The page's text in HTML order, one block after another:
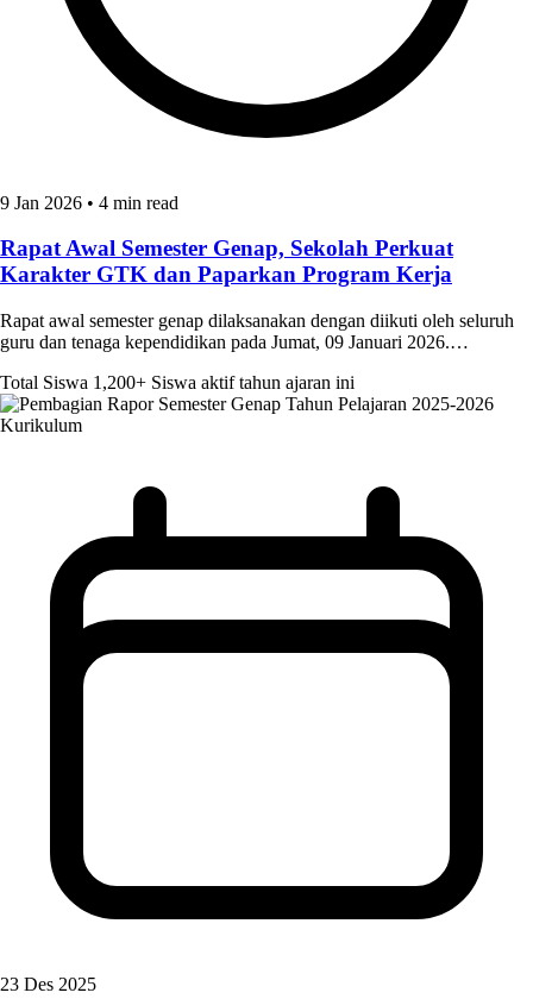
9 Jan 2026 • 4 min read
Rapat Awal Semester Genap, Sekolah Perkuat
Karakter GTK dan Paparkan Program Kerja
Rapat awal semester genap dilaksanakan dengan diikuti oleh seluruh
guru dan tenaga kependidikan pada Jumat, 09 Januari 2026.…
Total Siswa 1,200+ Siswa aktif tahun ajaran ini
Kurikulum
23 Des 2025